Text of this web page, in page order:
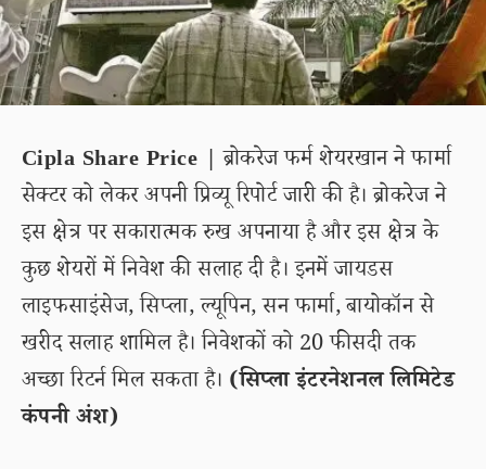
Cipla Share Price | ब्रोकरेज फर्म शेयरखान ने फार्मा
सेक्टर को लेकर अपनी प्रिव्यू रिपोर्ट जारी की है। ब्रोकरेज ने
इस क्षेत्र पर सकारात्मक रुख अपनाया है और इस क्षेत्र के
कुछ शेयरों में निवेश की सलाह दी है। इनमें जायडस
लाइफसाइंसेज, सिप्ला, ल्यूपिन, सन फार्मा, बायोकॉन से
खरीद सलाह शामिल है। निवेशकों को 20 फीसदी तक
अच्छा रिटर्न मिल सकता है। (सिप्ला इंटरनेशनल लिमिटेड
कंपनी अंश)